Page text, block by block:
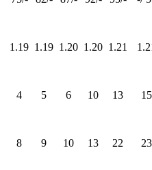
1.19 1.19 1.20 1.20 1.21
4 5 6 10 13 15
8 9 10 13 22 23